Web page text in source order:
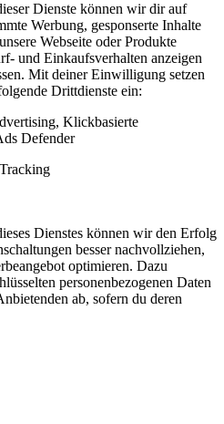
Dienste können wir dir auf
Werbung, gesponserte Inhalte
Webseite oder Produkte
und Einkaufsverhalten anzeigen
Mit deiner Einwilligung setzen
Drittdienste ein:
Klickbasierte
Defender
Dienstes können wir den Erfolg
besser nachvollziehen,
optimieren. Dazu
personenbezogenen Daten
ab, sofern du deren